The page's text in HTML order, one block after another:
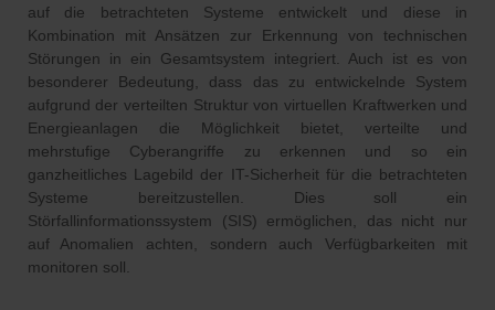
auf die betrachteten Systeme entwickelt und diese in
Kombination mit Ansätzen zur Erkennung von technischen
Störungen in ein Gesamtsystem integriert. Auch ist es von
besonderer Bedeutung, dass das zu entwickelnde System
aufgrund der verteilten Struktur von virtuellen Kraftwerken und
Energieanlagen die Möglichkeit bietet, verteilte und
mehrstufige Cyberangriffe zu erkennen und so ein
ganzheitliches Lagebild der IT-Sicherheit für die betrachteten
Systeme bereitzustellen. Dies soll ein
Störfallinformationssystem (SIS) ermöglichen, das nicht nur
auf Anomalien achten, sondern auch Verfügbarkeiten mit
monitoren soll.